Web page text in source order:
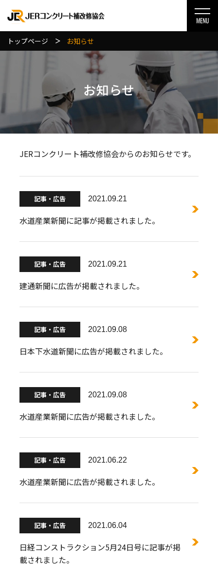
トップページ お知らせ
お知らせ
JERコンクリート補改修協会からのお知らせです。
記事・広告 2021.09.21
水道産業新聞に記事が掲載されました。
記事・広告 2021.09.21
建通新聞に広告が掲載されました。
記事・広告 2021.09.08
日本下水道新聞に広告が掲載されました。
記事・広告 2021.09.08
水道産業新聞に広告が掲載されました。
記事・広告 2021.06.22
水道産業新聞に広告が掲載されました。
記事・広告 2021.06.04
日経コンストラクション5月24日号に記事が掲
載されました。